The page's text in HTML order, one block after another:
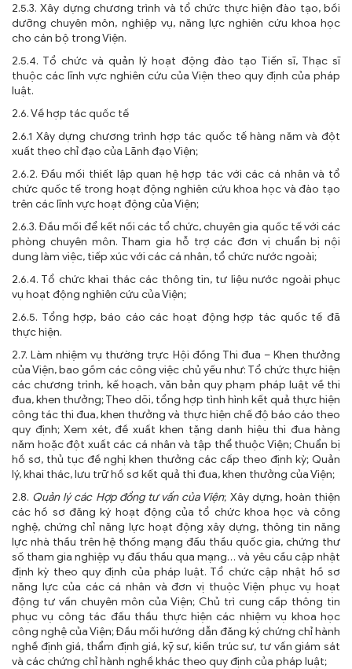
2.5.3. Xây dựng chương trình và tổ chức thực hiện đào tạo, bồi
dưỡng chuyên môn, nghiệp vụ, năng lực nghiên cứu khoa học
cho cán bộ trong Viện.
2.5.4. Tổ chức và quản lý hoạt động đào tạo Tiến sĩ, Thạc sĩ
thuộc các lĩnh vực nghiên cứu của Viện theo quy định của pháp
luật.
2.6. Về hợp tác quốc tế
2.6.1 Xây dựng chương trình hợp tác quốc tế hàng năm và đột
xuất theo chỉ đạo của Lãnh đạo Viện;
2.6.2. Đầu mối thiết lập quan hệ hợp tác với các cá nhân và tổ
chức quốc tế trong hoạt động nghiên cứu khoa học và đào tạo
trên các lĩnh vực hoạt động của Viện;
2.6.3. Đầu mối để kết nối các tổ chức, chuyên gia quốc tế với các
phòng chuyên môn. Tham gia hỗ trợ các đơn vị chuẩn bị nội
dung làm việc, tiếp xúc với các cá nhân, tổ chức nước ngoài;
2.6.4. Tổ chức khai thác các thông tin, tư liệu nước ngoài phục
vụ hoạt động nghiên cứu của Viện;
2.6.5. Tổng hợp, báo cáo các hoạt động hợp tác quốc tế đã
thực hiện.
2.7. Làm nhiệm vụ thường trực Hội đồng Thi đua – Khen thưởng
của Viện, bao gồm các công việc chủ yếu như: Tổ chức thực hiện
các chương trình, kế hoạch, văn bản quy phạm pháp luật về thi
đua, khen thưởng; Theo dõi, tổng hợp tình hình kết quả thực hiện
công tác thi đua, khen thưởng và thực hiện chế độ báo cáo theo
quy định; Xem xét, đề xuất khen tặng danh hiệu thi đua hàng
năm hoặc đột xuất các cá nhân và tập thể thuộc Viện; Chuẩn bị
hồ sơ, thủ tục đề nghị khen thưởng các cấp theo định kỳ; Quản
lý, khai thác, lưu trữ hồ sơ kết quả thi đua, khen thưởng của Viện;
2.8. Quản lý các Hợp đồng tư vấn của Viện; Xây dựng, hoàn thiện
các hồ sơ đăng ký hoạt động của tổ chức khoa học và công
nghệ, chứng chỉ năng lực hoạt động xây dựng, thông tin năng
lực nhà thầu trên hệ thống mạng đấu thầu quốc gia, chứng thư
số tham gia nghiệp vụ đấu thầu qua mạng… và yêu cầu cập nhật
định kỳ theo quy định của pháp luật. Tổ chức cập nhật hồ sơ
năng lực của các cá nhân và đơn vị thuộc Viện phục vụ hoạt
động tư vấn chuyên môn của Viện; Chủ trì cung cấp thông tin
phục vụ công tác đấu thầu thực hiện các nhiệm vụ khoa học
công nghệ của Viện; Đầu mối hướng dẫn đăng ký chứng chỉ hành
nghề định giá, thẩm định giá, kỹ sư, kiến trúc sư, tư vấn giám sát
và các chứng chỉ hành nghề khác theo quy định của pháp luật;